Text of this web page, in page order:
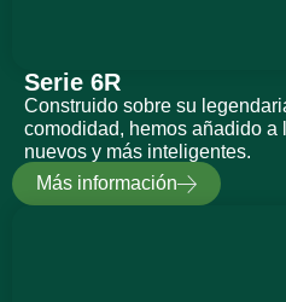
Serie 6R
Construido sobre su
comodidad, hemos añadido a
nuevos y más inteligentes.
Más información